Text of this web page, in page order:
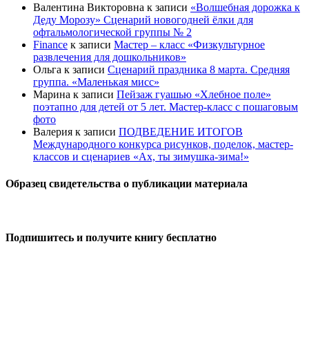
Валентина Викторовна к записи «Волшебная дорожка к
Деду Морозу» Сценарий новогодней ёлки для
офтальмологической группы № 2
Finance к записи Мастер – класс «Физкультурное
развлечения для дошкольников»
Ольга к записи Сценарий праздника 8 марта. Средняя
группа. «Маленькая мисс»
Марина к записи Пейзаж гуашью «Хлебное поле»
поэтапно для детей от 5 лет. Мастер-класс с пошаговым
фото
Валерия к записи ПОДВЕДЕНИЕ ИТОГОВ
Международного конкурса рисунков, поделок, мастер-
классов и сценариев «Ах, ты зимушка-зима!»
Образец свидетельства о публикации материала
Подпишитесь и получите книгу бесплатно